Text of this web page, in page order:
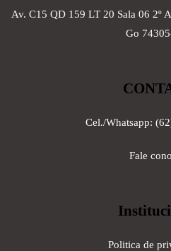
Av. C15 QD 159 LT 20 Sala 06 2º
Go
Cel./Whatsapp:
Fale
Politica de